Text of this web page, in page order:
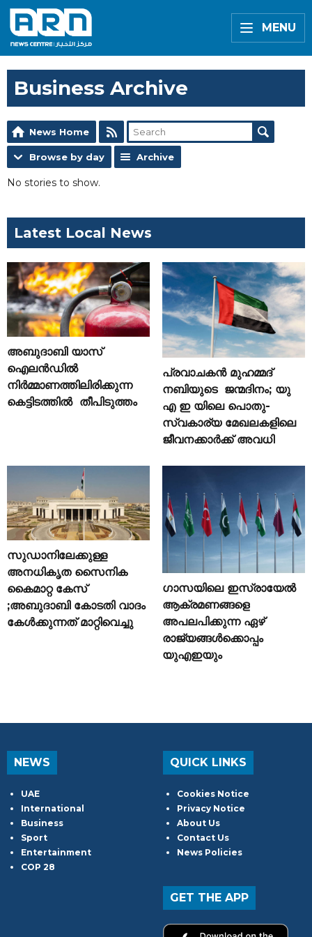
MENU
Business Archive
News Home
Browse by day Archive
No stories to show.
Latest Local News
അബുദാബി യാസ്
ഐലൻഡിൽ
നിർമ്മാണത്തിലിരിക്കുന്ന
കെട്ടിടത്തിൽ തീപിടുത്തം
പ്രവാചകൻ മുഹമ്മദ്
നബിയുടെ ജന്മദിനം; യു
എ ഇ യിലെ പൊതു-
സ്വകാര്യ മേഖലകളിലെ
ജീവനക്കാർക്ക് അവധി
സുഡാനിലേക്കുള്ള
അനധികൃത സൈനിക
കൈമാറ്റ കേസ്
;അബുദാബി കോടതി വാദം
കേൾക്കുന്നത് മാറ്റിവെച്ചു
ഗാസയിലെ ഇസ്രായേൽ
ആക്രമണങ്ങളെ
അപലപിക്കുന്ന ഏഴ്
രാജ്യങ്ങൾക്കൊപ്പം
യുഎഇയും
NEWS
UAE
International
Business
Sport
Entertainment
COP 28
QUICK LINKS
Cookies Notice
Privacy Notice
About Us
Contact Us
News Policies
GET THE APP